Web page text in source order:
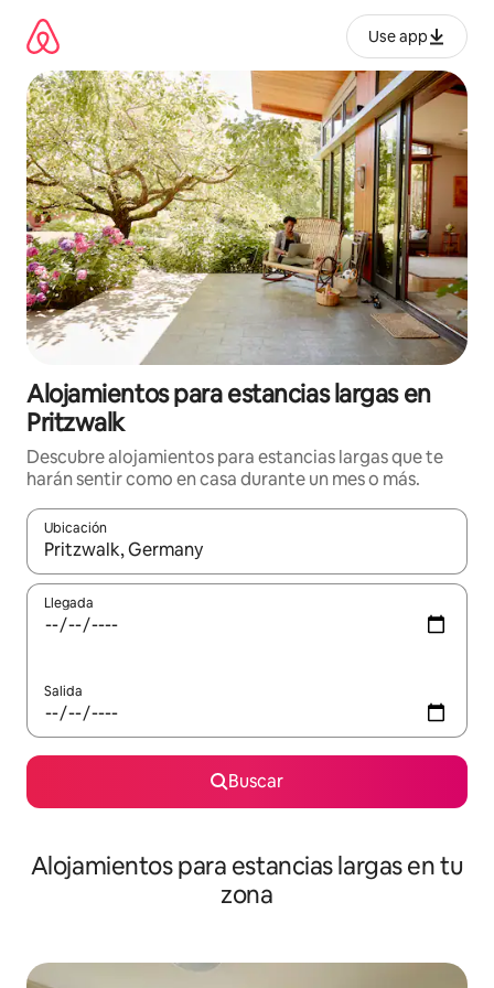
contenido
Use app
Alojamientos para estancias largas en
Pritzwalk
Descubre alojamientos para estancias largas que te
harán sentir como en casa durante un mes o más.
Ubicación
Cuando los resultados estén disponibles, podrás navegar
Llegada
Salida
Buscar
Alojamientos para estancias largas en tu
zona